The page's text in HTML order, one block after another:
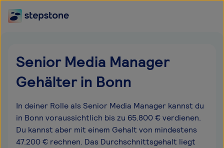
Senior Media Manager
Gehälter in Bonn
In deiner Rolle als Senior Media Manager kannst du
in Bonn voraussichtlich bis zu 65.800 € verdienen.
Du kannst aber mit einem Gehalt von mindestens
47.200 € rechnen. Das Durchschnittsgehalt liegt